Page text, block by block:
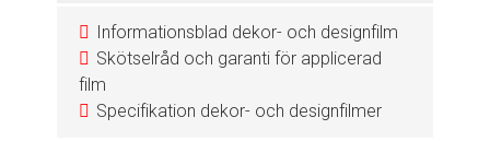
Informationsblad dekor- och designfilm
Skötselråd och garanti för applicerad
film
Specifikation dekor- och designfilmer